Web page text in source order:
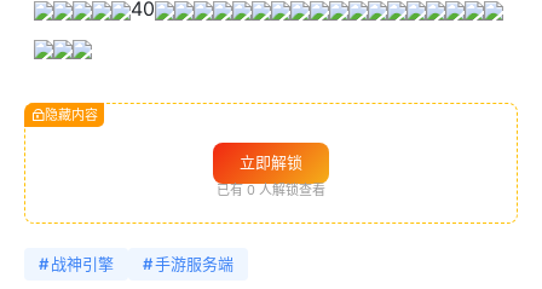
40
隐藏内容
立即解锁
已有 0 人解锁查看
#战神引擎 #手游服务端